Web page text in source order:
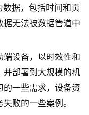
数据，包括时间和页
据无法被数据管道中
设备，以时效性和
并部署到大规模的机
的一些需求，设备资
败的一些案例。